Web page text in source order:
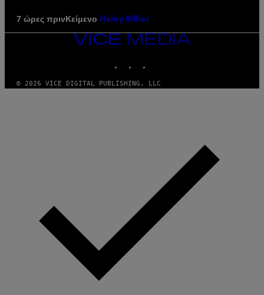
7 ώρες πρινΚείμενο Haley Miller
VICE
MEDIA
© 2026 VICE DIGITAL PUBLISHING, LLC